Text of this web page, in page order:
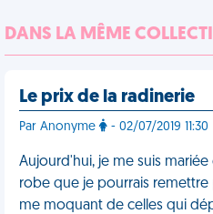
DANS LA MÊME
Le prix de la radinerie
Par Anonyme - 02/07/2019 11:30
Aujourd'hui, je me suis
robe que je pourrais
me moquant de celles qui